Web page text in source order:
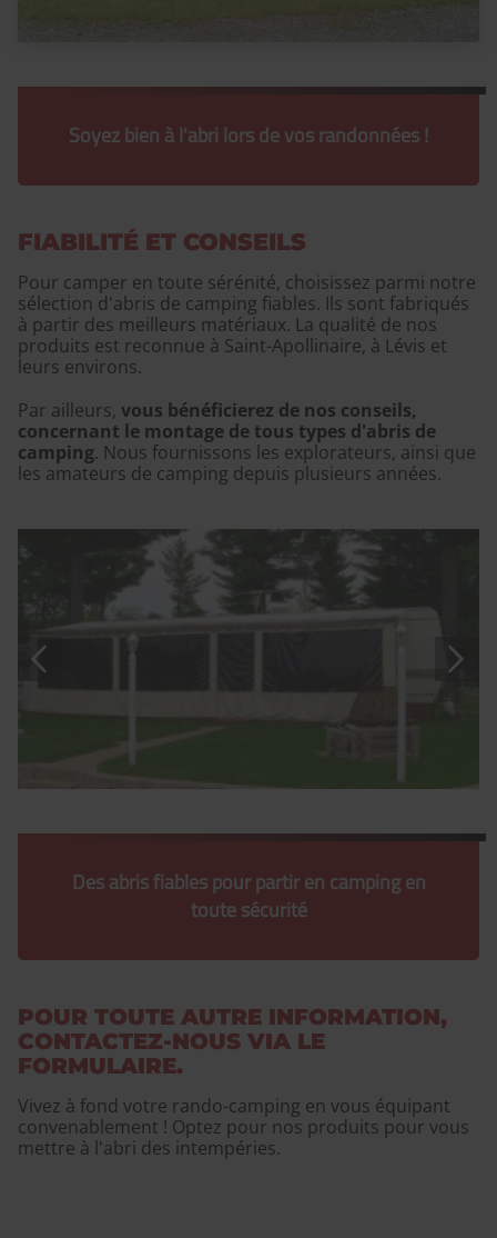
Soyez bien à l'abri lors de vos randonnées !
FIABILITÉ ET CONSEILS
Pour camper en toute sérénité, choisissez parmi notre
sélection d'abris de camping fiables. Ils sont fabriqués
à partir des meilleurs matériaux. La qualité de nos
produits est reconnue à Saint-Apollinaire, à Lévis et
leurs environs.
Par ailleurs, vous bénéficierez de nos conseils,
concernant le montage de tous types d'abris de
camping. Nous fournissons les explorateurs, ainsi que
les amateurs de camping depuis plusieurs années.
Des abris fiables pour partir en camping en
toute sécurité
POUR TOUTE AUTRE INFORMATION,
CONTACTEZ-NOUS VIA LE
FORMULAIRE.
Vivez à fond votre rando-camping en vous équipant
convenablement ! Optez pour nos produits pour vous
mettre à l'abri des intempéries.